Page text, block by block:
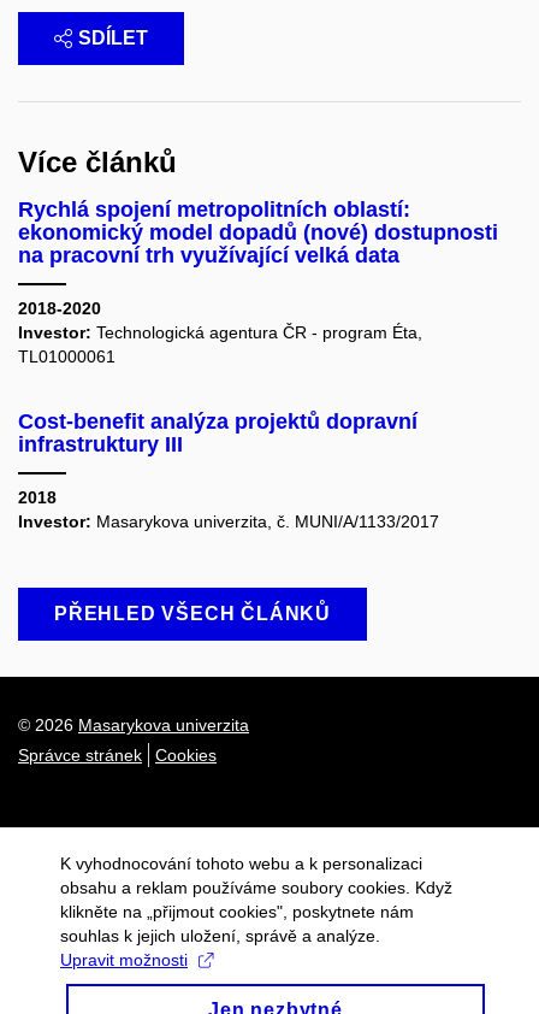
SDÍLET
Více článků
Rychlá spojení metropolitních oblastí:
ekonomický model dopadů (nové) dostupnosti
na pracovní trh využívající velká data
2018-2020
Investor: Technologická agentura ČR - program Éta,
TL01000061
Cost-benefit analýza projektů dopravní
infrastruktury III
2018
Investor: Masarykova univerzita, č. MUNI/A/1133/2017
PŘEHLED VŠECH ČLÁNKŮ
© 2026 Masarykova univerzita
Správce stránek
Cookies
K vyhodnocování tohoto webu a k personalizaci
obsahu a reklam používáme soubory cookies. Když
klikněte na „přijmout cookies", poskytnete nám
souhlas k jejich uložení, správě a analýze.
Upravit možnosti
Jen nezbytné